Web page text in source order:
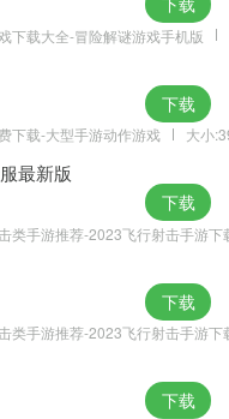
下载大全-冒险解谜游戏手机版
下载-大型手游动作游戏 大小
下载
最新版
类手游推荐-2023飞行射击手游下
下载
类手游推荐-2023飞行射击手游下
下载
下载